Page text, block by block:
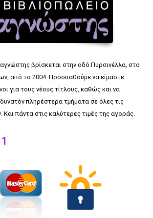
βρίσκεται στην οδό Πυρσινέλλα, στο
από το 2004. Προσπαθούμε να είμαστε
για τους νέους τίτλους, καθώς και να
πληρέστερα τμήματα σε όλες τις
Και πάντα στις καλύτερες τιμές της αγοράς.